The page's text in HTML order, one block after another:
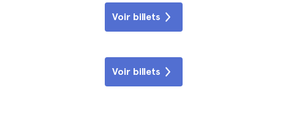
Voir billets
Voir billets